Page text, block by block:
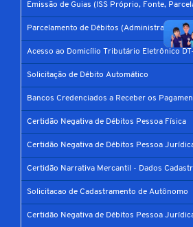
Emissão de Guias (ISS Próprio, Fonte,
Parcelamento de Débitos (Administrativo e
Acesso ao Domicílio Tributário Eletrônico
Solicitação de Débito Automático
Bancos Credenciados a Receber os
Certidão Negativa de Débitos Pessoa Física
Certidão Negativa de Débitos Pessoa
Certidão Narrativa Mercantil - Dados
Solicitacao de Cadastramento de Autônomo
Certidão Negativa de Débitos Pessoa